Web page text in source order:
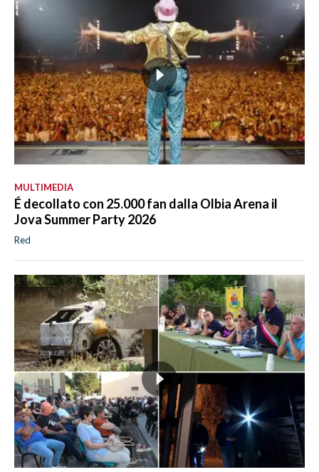
MULTIMEDIA
É decollato con 25.000 fan dalla Olbia Arena il
Jova Summer Party 2026
Red